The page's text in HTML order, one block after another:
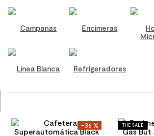
8.
spc
Campanas Encimeras
Línea Blanca Refrigeradores
-36 % THE SALE